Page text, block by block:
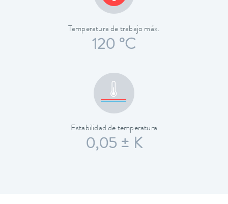
Temperatura de trabajo máx.
120 °C
Estabilidad de temperatura
0,05 ± K